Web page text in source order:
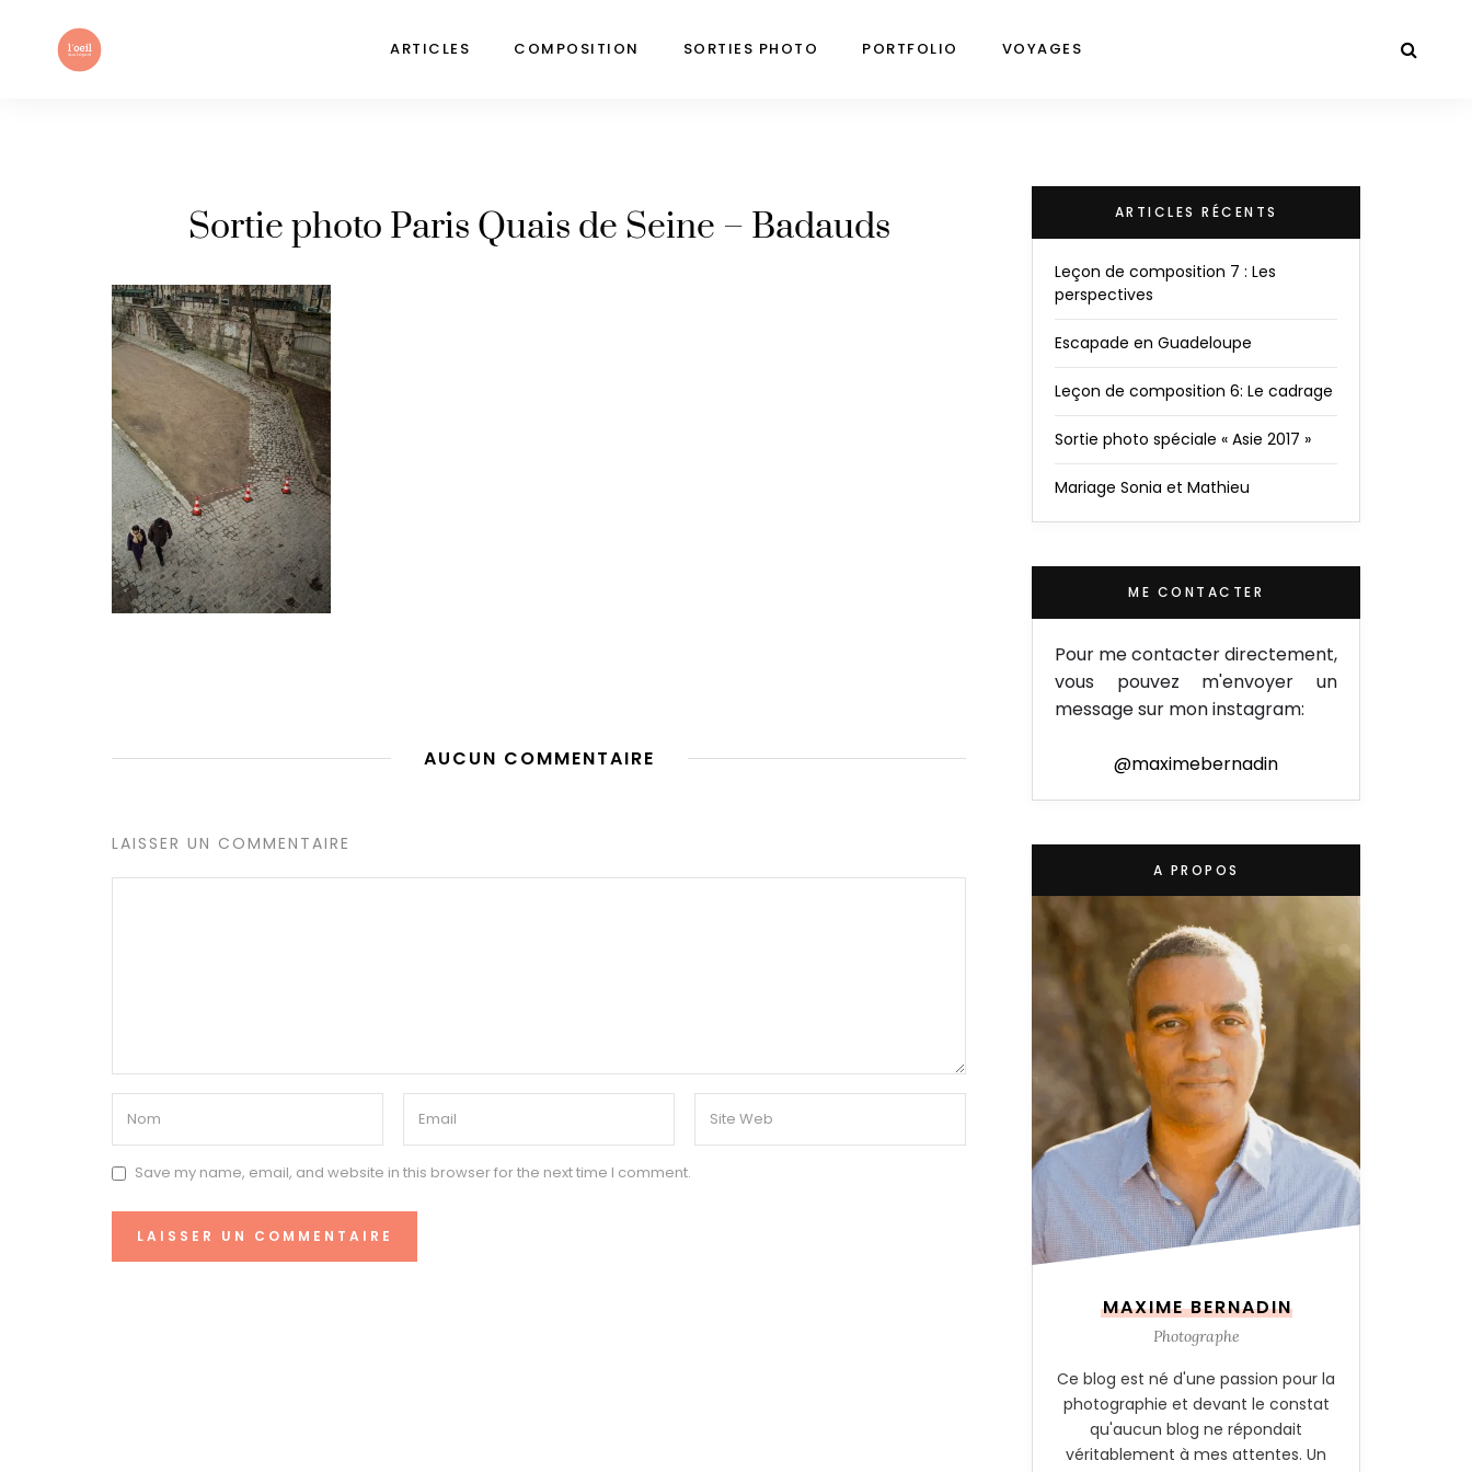
ARTICLES COMPOSITION SORTIES PHOTO PORTFOLIO VOYAGES
Sortie photo Paris Quais de Seine – Badauds
AUCUN COMMENTAIRE
LAISSER UN COMMENTAIRE
Save my name, email, and website in this browser for the next time I comment.
ARTICLES RÉCENTS
Leçon de composition 7 : Les
perspectives
Escapade en Guadeloupe
Leçon de composition 6: Le cadrage
Sortie photo spéciale « Asie 2017 »
Mariage Sonia et Mathieu
ME CONTACTER
Pour me contacter directement,
vous pouvez m'envoyer un
message sur mon instagram:
@maximebernadin
A PROPOS
MAXIME BERNADIN
Photographe
Ce blog est né d'une passion pour la
photographie et devant le constat
qu'aucun blog ne répondait
véritablement à mes attentes. Un